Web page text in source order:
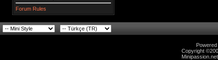
Forum Rules
Copyright